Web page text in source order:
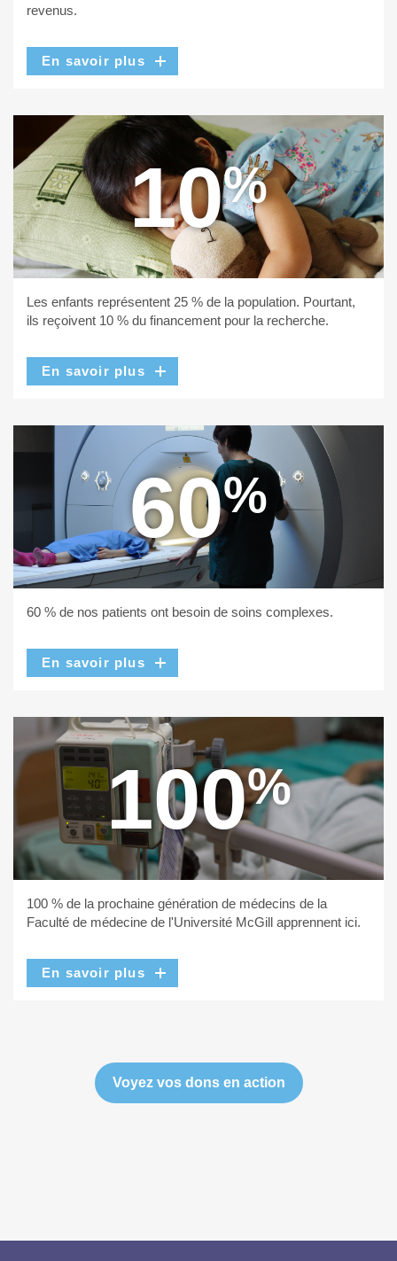
revenus.
En savoir plus
10%
Les enfants représentent 25 % de la population. Pourtant,
ils reçoivent 10 % du financement pour la recherche.
En savoir plus
60%
60 % de nos patients ont besoin de soins complexes.
En savoir plus
100%
100 % de la prochaine génération de médecins de la
Faculté de médecine de l'Université McGill apprennent ici.
En savoir plus
Voyez vos dons en action